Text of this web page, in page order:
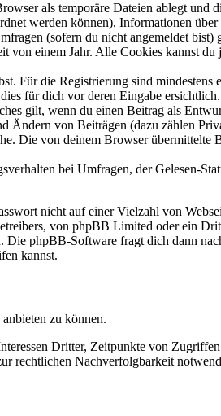
als temporäre Dateien ablegt und
werden können), Informationen
(sofern du nicht angemeldet bist)
von einem Jahr. Alle Cookies kannst
Für die Registrierung sind mindestens
für dich vor deren Eingabe ersichtlich.
gilt, wenn du einen Beitrag als
Ändern von Beiträgen (dazu zählen
Die von deinem Browser übermittelte
bei Umfragen, der Gelesen-
nicht auf einer Vielzahl von
von phpBB Limited oder ein
Die phpBB-Software fragt dich dann
kannst.
zu können.
Dritter, Zeitpunkte von
rechtlichen Nachverfolgbarkeit